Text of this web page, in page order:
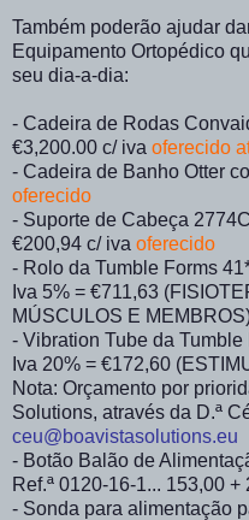
Também poderão ajudar
Equipamento Ortopédico
seu dia-a-dia:
- Cadeira de Rodas
€3,200.00 c/ iva oferecido
- Cadeira de Banho Otter
oferecido
- Suporte de Cabeça
€200,94 c/ iva oferecido
- Rolo da Tumble Forms
Iva 5% = €711,63
MÚSCULOS E
- Vibration Tube da
Iva 20% = €172,60
Nota: Orçamento por
Solutions, através da D.ª
ceu@boavistasolutions.eu
- Botão Balão de
Ref.ª 0120-16-1... 153,00
- Sonda para alimentação